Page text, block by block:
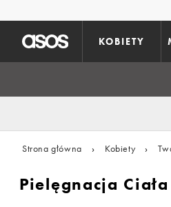
KOBIETY
Strona główna › Kobiety ›
Pielęgnacja Ciała